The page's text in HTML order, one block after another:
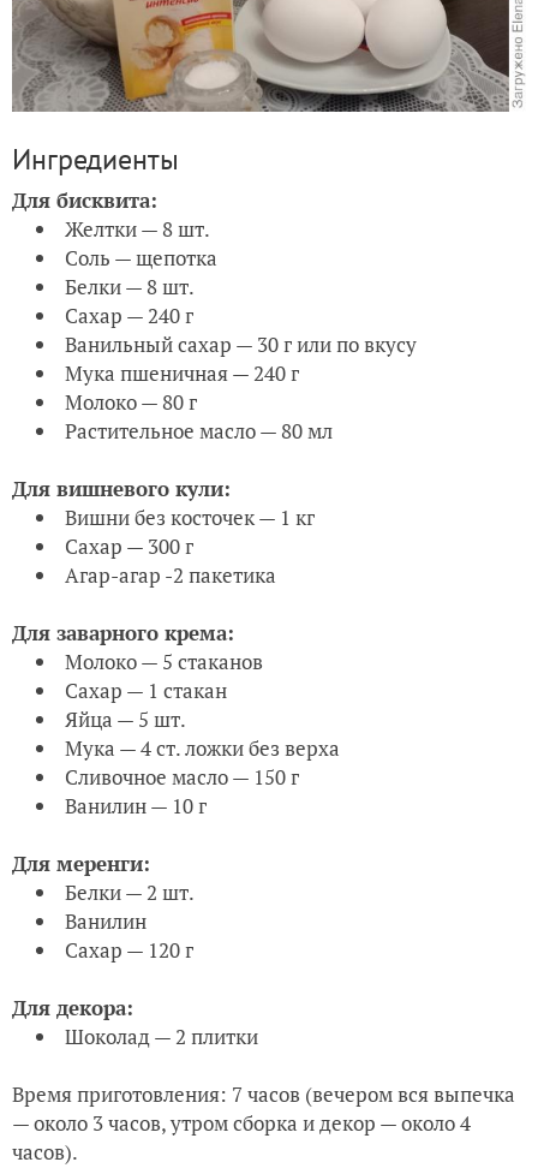
Ингредиенты
Для бисквита:
Желтки — 8 шт.
Соль — щепотка
Белки — 8 шт.
Сахар — 240 г
Ванильный сахар — 30 г или по вкусу
Мука пшеничная — 240 г
Молоко — 80 г
Растительное масло — 80 мл
Для вишневого кули:
Вишни без косточек — 1 кг
Сахар — 300 г
Агар-агар -2 пакетика
Для заварного крема:
Молоко — 5 стаканов
Сахар — 1 стакан
Яйца — 5 шт.
Мука — 4 ст. ложки без верха
Сливочное масло — 150 г
Ванилин — 10 г
Для меренги:
Белки — 2 шт.
Ванилин
Сахар — 120 г
Для декора:
Шоколад — 2 плитки
Время приготовления: 7 часов (вечером вся выпечка
— около 3 часов, утром сборка и декор — около 4
часов).